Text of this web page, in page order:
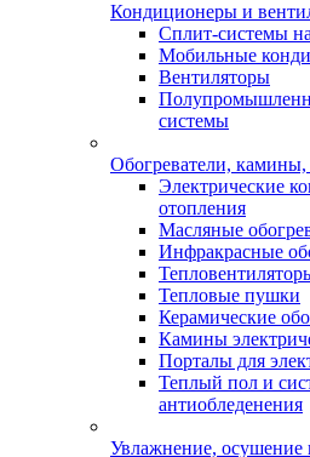
Кондиционеры и
Сплит-системы
Мобильные
Вентиляторы
системы
Обогреватели,
Электрические
отопления
Масляные
Инфракрасные
Тепловые пушки
Керамические
Камины
Порталы для
Теплый пол и
антиобледенения
Увлажнение, осушение